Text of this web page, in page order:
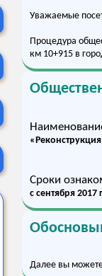
Уважаемые
Процедура
км 10+915 в
Сроки
с сентября
Далее вы